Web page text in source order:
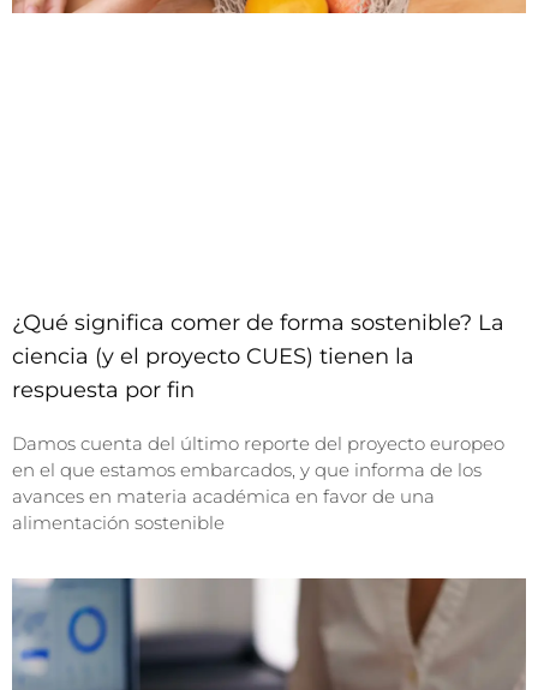
¿Qué significa comer de forma sostenible? La
ciencia (y el proyecto CUES) tienen la
respuesta por fin
Damos cuenta del último reporte del proyecto europeo
en el que estamos embarcados, y que informa de los
avances en materia académica en favor de una
alimentación sostenible